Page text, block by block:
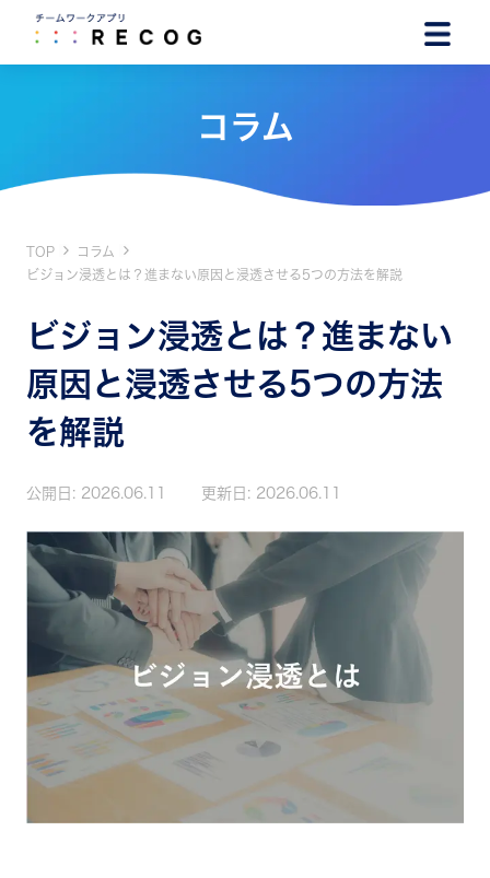
コラム
TOP
コラム
ビジョン浸透とは？進まない原因と浸透させる5つの方法を解説
ビジョン浸透とは？進まない
原因と浸透させる5つの方法
を解説
公開日: 2026.06.11 更新日: 2026.06.11